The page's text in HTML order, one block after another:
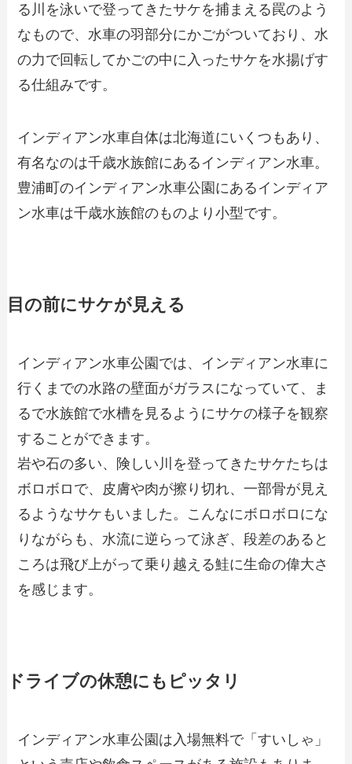
る川を泳いで登ってきたサケを捕まえる罠のよう
なもので、水車の羽部分にかごがついており、水
の力で回転してかごの中に入ったサケを水揚げす
る仕組みです。
インディアン水車自体は北海道にいくつもあり、
有名なのは千歳水族館にあるインディアン水車。
豊浦町のインディアン水車公園にあるインディア
ン水車は千歳水族館のものより小型です。
目の前にサケが見える
インディアン水車公園では、インディアン水車に
行くまでの水路の壁面がガラスになっていて、ま
るで水族館で水槽を見るようにサケの様子を観察
することができます。
岩や石の多い、険しい川を登ってきたサケたちは
ボロボロで、皮膚や肉が擦り切れ、一部骨が見え
るようなサケもいました。こんなにボロボロにな
りながらも、水流に逆らって泳ぎ、段差のあると
ころは飛び上がって乗り越える鮭に生命の偉大さ
を感じます。
ドライブの休憩にもピッタリ
インディアン水車公園は入場無料で「すいしゃ」